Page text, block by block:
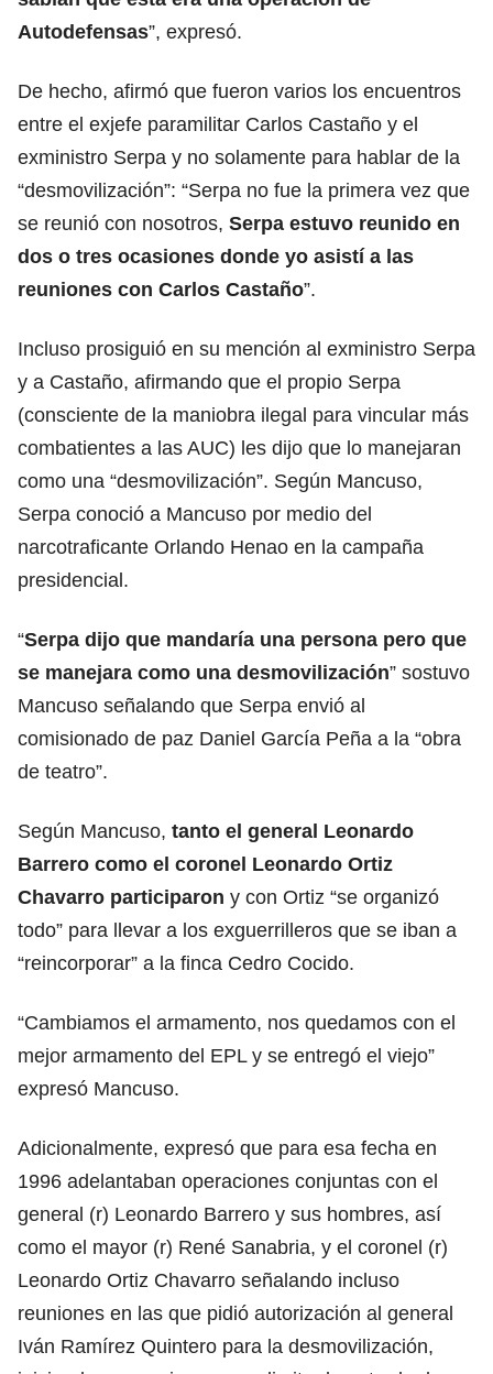
Autodefensas”, expresó.
De hecho, afirmó que fueron varios los encuentros
entre el exjefe paramilitar Carlos Castaño y el
exministro Serpa y no solamente para hablar de la
“desmovilización”: “Serpa no fue la primera vez que
se reunió con nosotros, Serpa estuvo reunido en
dos o tres ocasiones donde yo asistí a las
reuniones con Carlos Castaño”.
Incluso prosiguió en su mención al exministro Serpa
y a Castaño, afirmando que el propio Serpa
(consciente de la maniobra ilegal para vincular más
combatientes a las AUC) les dijo que lo manejaran
como una “desmovilización”. Según Mancuso,
Serpa conoció a Mancuso por medio del
narcotraficante Orlando Henao en la campaña
presidencial.
“Serpa dijo que mandaría una persona pero que
se manejara como una desmovilización” sostuvo
Mancuso señalando que Serpa envió al
comisionado de paz Daniel García Peña a la “obra
de teatro”.
Según Mancuso, tanto el general Leonardo
Barrero como el coronel Leonardo Ortiz
Chavarro participaron y con Ortiz “se organizó
todo” para llevar a los exguerrilleros que se iban a
“reincorporar” a la finca Cedro Cocido.
“Cambiamos el armamento, nos quedamos con el
mejor armamento del EPL y se entregó el viejo”
expresó Mancuso.
Adicionalmente, expresó que para esa fecha en
1996 adelantaban operaciones conjuntas con el
general (r) Leonardo Barrero y sus hombres, así
como el mayor (r) René Sanabria, y el coronel (r)
Leonardo Ortiz Chavarro señalando incluso
reuniones en las que pidió autorización al general
Iván Ramírez Quintero para la desmovilización,